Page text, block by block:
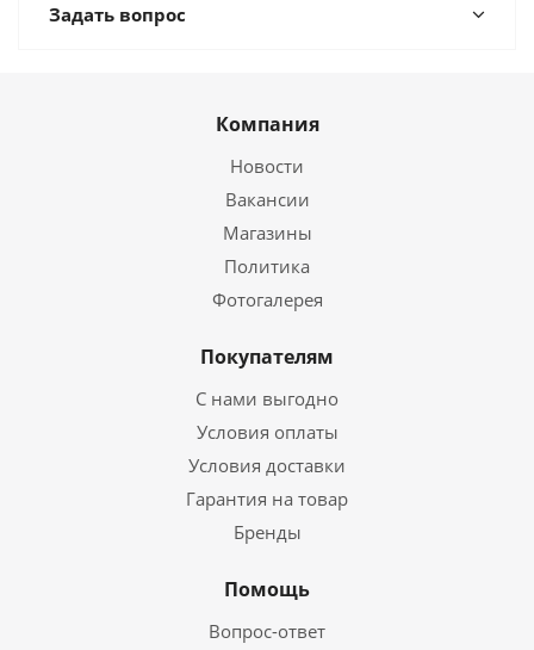
Задать вопрос
Компания
Новости
Вакансии
Магазины
Политика
Фотогалерея
Покупателям
С нами выгодно
Условия оплаты
Условия доставки
Гарантия на товар
Бренды
Помощь
Вопрос-ответ